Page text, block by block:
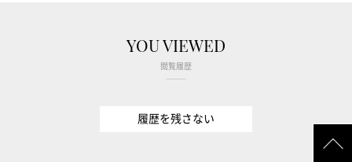
YOU VIEWED
閲覧履歴
履歴を残さない